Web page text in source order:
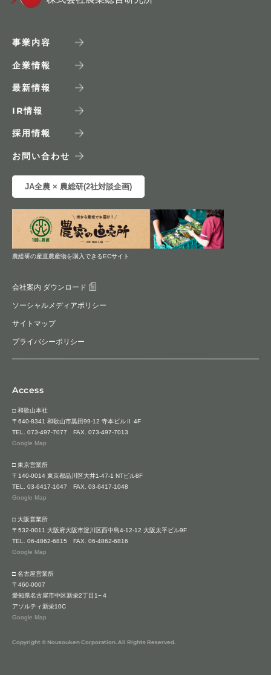
事業内容
企業情報
最新情報
IR情報
採用情報
お問い合わせ
JA全農 × 農総研(2社対談企画)
農総研の産直農産物を購入できるECサイト
会社案内 ダウンロード
ソーシャルメディアポリシー
サイトマップ
プライバシーポリシー
Access
□ 和歌山本社
〒640-8341 和歌山市黒田99-12 寺本ビルⅡ 4F
TEL. 073-497-7077 FAX. 073-497-7013
Google Map
□ 東京営業所
〒140-0014 東京都品川区大井1-47-1 NTビル8F
TEL. 03-6417-1047 FAX. 03-6417-1048
Google Map
□ 大阪営業所
〒532-0011 大阪府大阪市淀川区西中島4-12-12 大阪太平ビル9F
TEL. 06-4862-6815 FAX. 06-4862-6816
Google Map
□ 名古屋営業所
〒460-0007
愛知県名古屋市中区新栄2丁目1−４
アソルティ新栄10C
Google Map
Copyright © Nousouken Corporation. All Rights Reserved.